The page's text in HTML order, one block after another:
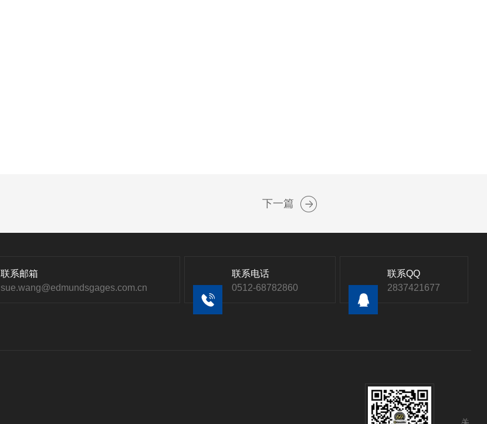
下一篇
联系邮箱
sue.wang@edmundsgages.com.cn
联系电话
0512-68782860
联系QQ
2837421677
关注公众号